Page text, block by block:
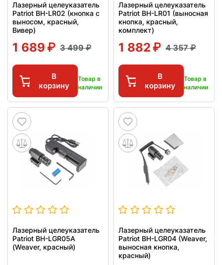
Лазерный целеуказатель
Patriot BH-LR02 (кнопка с
выносом, красный,
Вивер)
1 689 3 499
В
корзину
Товар в
наличии
Лазерный целеуказатель
Patriot BH-LR01 (выносная
кнопка, красный,
комплект)
1 882 4 357
В
корзину
Товар в
наличии
Лазерный целеуказатель
Patriot BH-LGR05A
(Weaver, красный)
Лазерный целеуказатель
Patriot BH-LGR04 (Weaver,
выносная кнопка,
красный)